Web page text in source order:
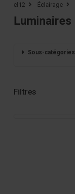
el12 Éclairage
Luminaires
Sous-catégories
Filtres